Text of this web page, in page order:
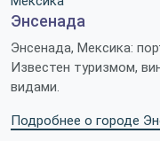
Энсенада
Энсенада, Мексика:
Известен туризмом,
видами.
Подробнее о городе